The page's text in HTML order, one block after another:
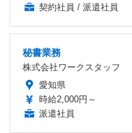
契約社員 / 派遣社員
秘書業務
株式会社ワークスタッフ
愛知県
時給2,000円～
派遣社員